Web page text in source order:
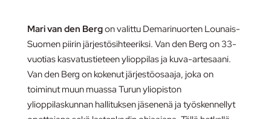
Mari van den Bergon valittu Demarinuorten Lounais-
Suomen piirin järjestösihteeriksi. Van den Berg on 33-
vuotias kasvatustieteen ylioppilas ja kuva-artesaani.
Van den Berg on kokenut järjestöosaaja, joka on
toiminut muun muassa Turun yliopiston
ylioppilaskunnan hallituksen jäsenenä ja työskennellyt